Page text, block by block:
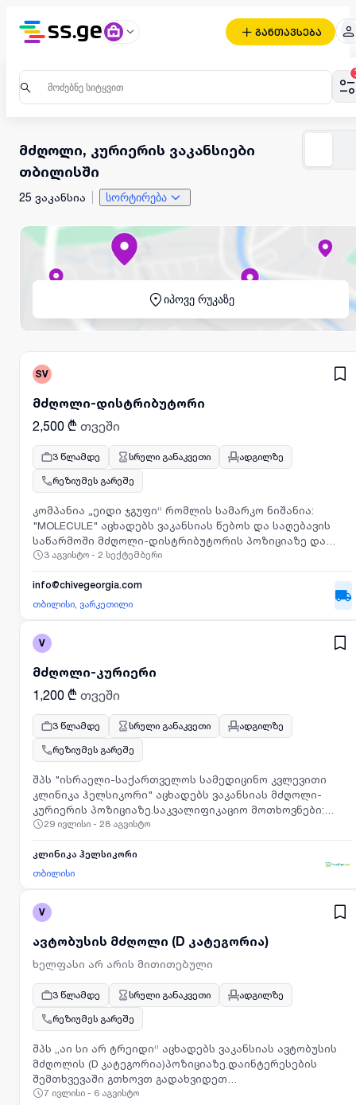
განთავსება
მძღოლი, კურიერის ვაკანსიები
თბილისში
25 ვაკანსია სორტირება
იპოვე რუკაზე
SV
მძღოლი-დისტრიბუტორი
2,500 ₾ თვეში
3 წლამდე სრული განაკვეთი
ადგილზე
რეზიუმეს გარეშე
კომპანია „ეიდი ჯგუფი“ რომლის სამარკო ნიშანია:
"MOLECULE" აცხადებს ვაკანსიას წებოს და საღებავის
საწარმოში მძღოლი-დისტრიბუტორის პოზიციაზე და
სამუშაოდ იწვევს 25-დან 60 წლამდე მამაკაცს, რომელსაც
მდებარეობს: ქ. თბილისში, ვარკეთილში ა.
თვალჭრელიძის ქუჩაზე.
3 აგვისტო - 2 სექტემბერი
info@chivegeorgia.com
თბილისი, ვარკეთილი
V
მძღოლი-კურიერი
1,200 ₾ თვეში
3 წლამდე სრული განაკვეთი
ადგილზე
რეზიუმეს გარეშე
შპს "ისრაელი-საქართველოს სამედიცინო კვლევითი
კლინიკა ჰელსიკორი" აცხადებს ვაკანსიას მძღოლი-
კურიერის პოზიციაზე.საკვალიფიკაციო მოთხოვნები:
სავალდებულოა კანდიდატმა წარმოადგინოს:
გამოცდილება: მინიმუმ 2 წლიანი სამუშაო
გამოცდილება.ძირითადი მოვალეობები: უსაფრთხოების
გზებზე.აუცილებელი უნარ-ჩვევები: ავტომობილის
მართვის სრულყოფილი უნარი; პასუხისმგებლობის
პუნქტუალურობა.პირობები:სამუშაო განრიგი:
ორშაბათიდან შაბათის ჩათვლით 10:00 საათიდან 18:00
კანდიდატებს გთხოვთ გამოგვიგზავნოთ თქვენი CV
ფოტოსურათით 2026 წლის 15 აგვისტოს ჩათვლით შემდეგ
მისამართზე:info@hcore.ge
მონაცემები დამუშავდება პერსონალურ მონაცემთა
დაცვის შესახებ საქართველოს კანონის შესაბამისად,
კანდიდატთა შერჩევის პროცესის ფარგლებში,
შესაბამისი გადაწყვეტილების მიღების მიზნით და
29 ივლისი - 28 აგვისტო
კლინიკა ჰელსიკორი
თბილისი
V
ავტობუსის მძღოლი (D კატეგორია)
ხელფასი არ არის მითითებული
3 წლამდე სრული განაკვეთი
ადგილზე
რეზიუმეს გარეშე
შპს ,,აი სი არ ტრეიდი“ აცხადებს ვაკანსიას ავტობუსის
მძღოლის (D კატეგორია)პოზიციაზე.დაინტერესების
შემთხვევაში გთხოვთ გადახვიდეთ
ბმულზე:https://icrtrade.selfrecruit.ge/s/u0tC5
7 ივლისი - 6 აგვისტო